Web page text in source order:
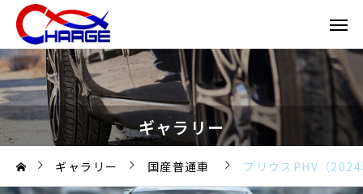
ギャラリー
ギャラリー 国産普通車 プリウスPHV（